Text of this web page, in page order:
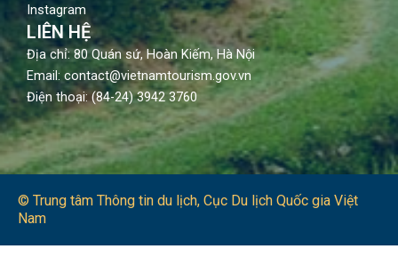
Instagram
LIÊN HỆ
Địa chỉ: 80 Quán sứ, Hoàn Kiếm, Hà Nội
Email: contact@vietnamtourism.gov.vn
Điện thoại: (84-24) 3942 3760
© Trung tâm Thông tin du lịch​, Cục Du lịch Quốc gia Việt
Nam